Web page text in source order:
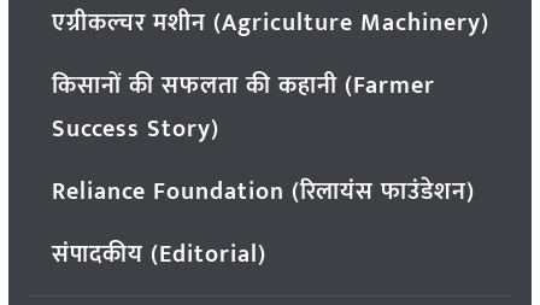
एग्रीकल्चर मशीन (Agriculture Machinery)
किसानों की सफलता की कहानी (Farmer
Success Story)
Reliance Foundation (रिलायंस फाउंडेशन)
संपादकीय (Editorial)